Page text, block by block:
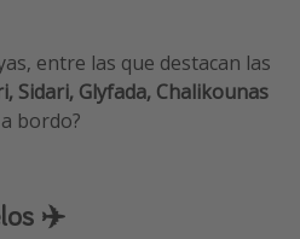
entre las que destacan las
Sidari, Glyfada, Chalikounas
bordo?
✈️